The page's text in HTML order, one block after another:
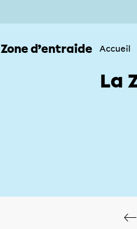
Zone d’entraide Accueil
La